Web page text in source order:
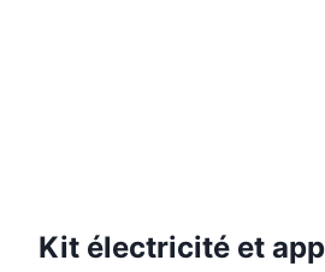
Kit électricité et